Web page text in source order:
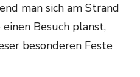
man sich am Strand
Besuch planst,
besonderen Feste